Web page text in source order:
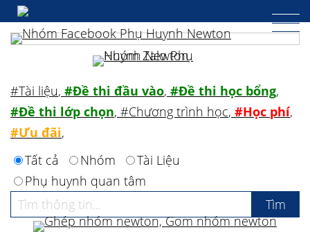
#Tài liệu, #Đề thi đầu vào, #Đề thi học bổng,
#Đề thi lớp chọn, #Chương trình học, #Học phí,
#Ưu đãi,
Tất cả
Nhóm
Tài Liệu
Phụ huynh quan tâm